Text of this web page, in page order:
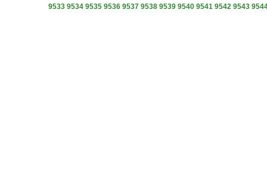
9533 9534 9535 9536 9537 9538 9539 9540 9541 9542 9543